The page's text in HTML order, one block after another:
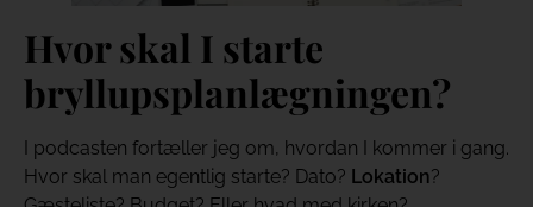
Hvor skal I starte
bryllupsplanlægningen?
I podcasten fortæller jeg om, hvordan I kommer i gang.
Hvor skal man egentlig starte? Dato? Lokation?